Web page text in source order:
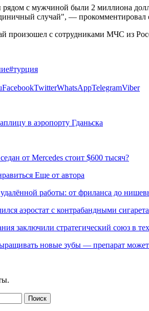
с мужчиной были 2 миллиона
случай", —
произошел с сотрудниками МЧС из
#турция
FacebookTwitterWhatsAppTelegramViber
в аэропорту Гданьска
от Mercedes стоит $600 тысяч?
Еще от автора
работы: от фриланса до
аэростат с контрабандными
заключили стратегический союз в
новые зубы — препарат может